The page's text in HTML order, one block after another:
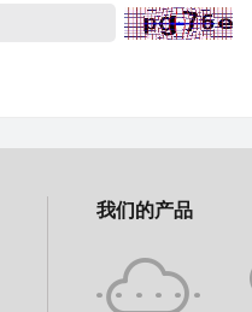
我们的产品